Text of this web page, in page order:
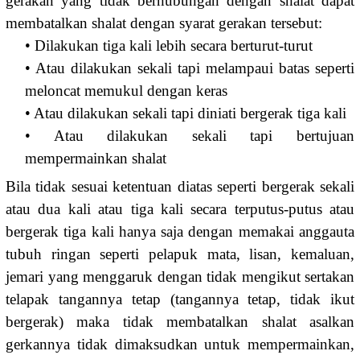
membatalkan shalat dengan syarat gerakan tersebut:
• Dilakukan tiga kali lebih secara berturut-turut
• Atau dilakukan sekali tapi melampaui batas seperti
meloncat memukul dengan keras
• Atau dilakukan sekali tapi diniati bergerak tiga kali
• Atau dilakukan sekali tapi bertujuan
mempermainkan shalat
Bila tidak sesuai ketentuan diatas seperti bergerak sekali
atau dua kali atau tiga kali secara terputus-putus atau
bergerak tiga kali hanya saja dengan memakai anggauta
tubuh ringan seperti pelapuk mata, lisan, kemaluan,
jemari yang menggaruk dengan tidak mengikut sertakan
telapak tangannya tetap (tangannya tetap, tidak ikut
bergerak) maka tidak membatalkan shalat asalkan
gerkannya tidak dimaksudkan untuk mempermainkan,